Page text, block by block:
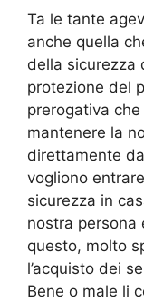
Ta le tante
anche quella
della sicurezza
protezione del
prerogativa
mantenere la
direttamente
vogliono
sicurezza in
nostra persona
questo, molto
l’acquisto dei
Bene o male li